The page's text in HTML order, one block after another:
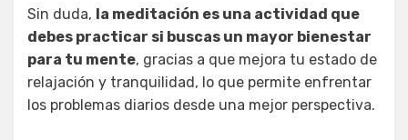
Sin duda, la meditación es una actividad que
debes practicar si buscas un mayor bienestar
para tu mente, gracias a que mejora tu estado de
relajación y tranquilidad, lo que permite enfrentar
los problemas diarios desde una mejor perspectiva.